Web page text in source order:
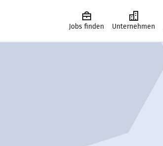
Jobs finden Unternehmen